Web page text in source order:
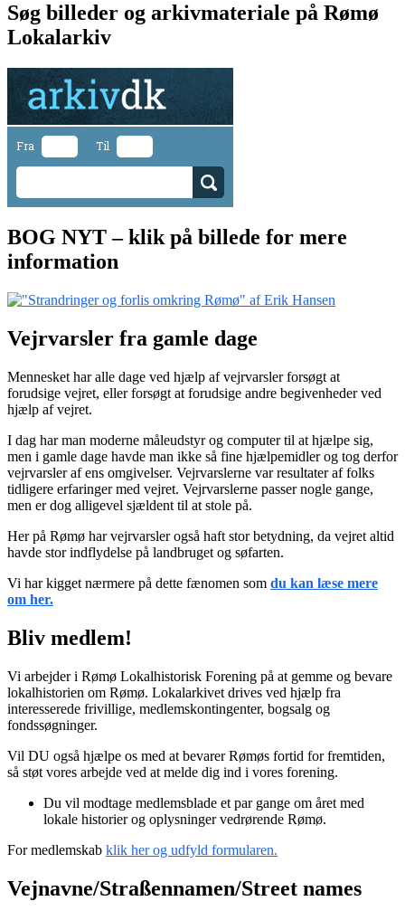
Søg billeder og arkivmateriale på Rømø
Lokalarkiv
Fra Til
BOG NYT – klik på billede for mere
information
Vejrvarsler fra gamle dage
Mennesket har alle dage ved hjælp af vejrvarsler forsøgt at
forudsige vejret, eller forsøgt at forudsige andre begivenheder ved
hjælp af vejret.
I dag har man moderne måleudstyr og computer til at hjælpe sig,
men i gamle dage havde man ikke så fine hjælpemidler og tog derfor
vejrvarsler af ens omgivelser. Vejrvarslerne var resultater af folks
tidligere erfaringer med vejret. Vejrvarslerne passer nogle gange,
men er dog alligevel sjældent til at stole på.
Her på Rømø har vejrvarsler også haft stor betydning, da vejret altid
havde stor indflydelse på landbruget og søfarten.
Vi har kigget nærmere på dette fænomen som du kan læse mere
om her.
Bliv medlem!
Vi arbejder i Rømø Lokalhistorisk Forening på at gemme og bevare
lokalhistorien om Rømø. Lokalarkivet drives ved hjælp fra
interesserede frivillige, medlemskontingenter, bogsalg og
fondssøgninger.
Vil DU også hjælpe os med at bevarer Rømøs fortid for fremtiden,
så støt vores arbejde ved at melde dig ind i vores forening.
Du vil modtage medlemsblade et par gange om året med
lokale historier og oplysninger vedrørende Rømø.
For medlemskab klik her og udfyld formularen.
Vejnavne/Straßennamen/Street names